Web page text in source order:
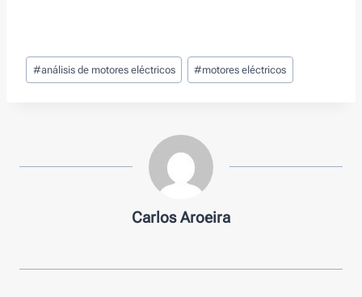
Tags
de
#análisis de motores eléctricos #motores eléctricos
Carlos Aroeira